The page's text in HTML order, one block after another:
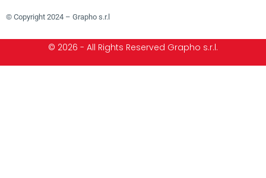
© Copyright 2024 – Grapho s.r.l
© 2026 - All Rights Reserved Grapho s.r.l.